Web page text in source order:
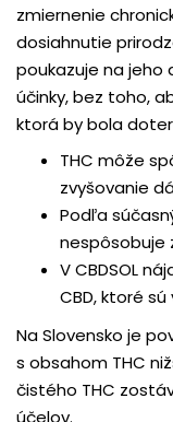
zmiernenie
dosiahnutie
poukazuje na jeho
účinky, bez toho,
ktorá by bola
THC môže
zvyšovanie
Podľa
nespôsobuje
V CBDSOL
CBD, ktoré
Na Slovensko je
s obsahom THC
čistého THC
účelov.